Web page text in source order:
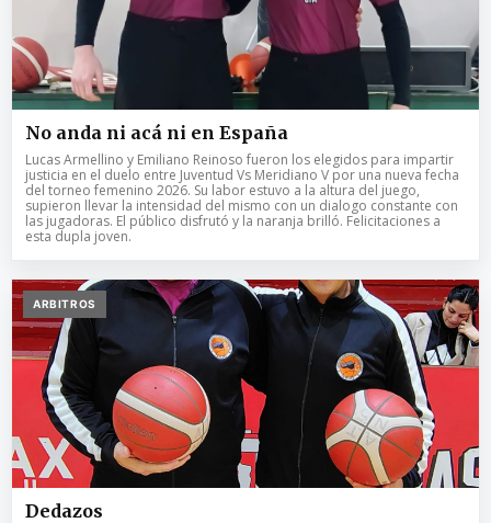
No anda ni acá ni en España
Lucas Armellino y Emiliano Reinoso fueron los elegidos para impartir
justicia en el duelo entre Juventud Vs Meridiano V por una nueva fecha
del torneo femenino 2026. Su labor estuvo a la altura del juego,
supieron llevar la intensidad del mismo con un dialogo constante con
las jugadoras. El público disfrutó y la naranja brilló. Felicitaciones a
esta dupla joven.
ARBITROS
Dedazos